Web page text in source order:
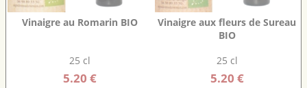
Vinaigre au Romarin BIO
25 cl
5.20 €
Vinaigre aux fleurs de Sureau
BIO
25 cl
5.20 €